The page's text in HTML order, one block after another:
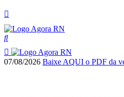
07/08/2026 Baixe AQUI o PDF da